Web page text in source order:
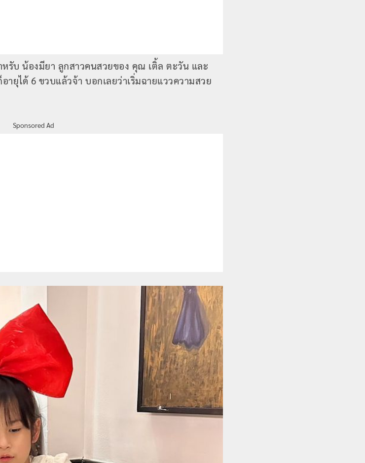
หรับ น้องมียา ลูกสาวคนสวยของ คุณ เติ้ล ตะวัน และ
ายุได้ 6 ขวบแล้วจ้า บอกเลยว่าเริ่มฉายแววความสวย
Sponsored Ad